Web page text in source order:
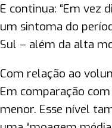
E continua: “Em vez
um sintoma do
Sul – além da alta
Com relação ao
Em comparação
menor. Esse nível